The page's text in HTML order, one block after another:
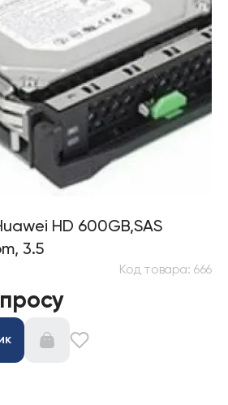
HD 600GB,SAS
3.5
Код товара: 666